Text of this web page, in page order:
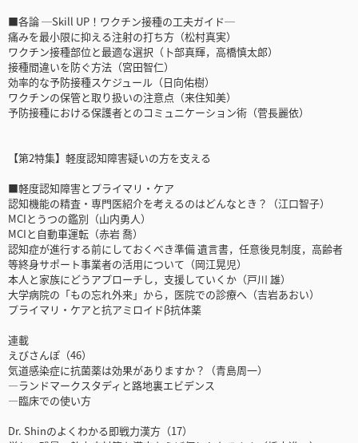
■各論 ─Skill UP！ワクチン接種の工夫ガイド─
痛みを最小限に抑える注射の打ち方（松村真実）
ワクチン接種部位と最適な選択（卜部真輝，高橋慎太郎）
接種間違いを防ぐ方法（宮田智仁）
効率的な予防接種スケジュール（日向佑樹）
ワクチンの保管と取り扱いの注意点（来住知美）
予防接種における保護者とのコミュニケーション術（菅長麗依）
【第2特集】軽度認知障害疑いの方を支える
■軽度認知障害とプライマリ・ケア
認知機能の精査・専門医紹介を考えるのはどんなとき？（江口智子）
MCIとうつの鑑別（山内勇人）
MCIと自動車運転（赤岩 喬）
認知症が進行する前にしておくべき準備 遺言書，任意後見制度，高齢者
等終身サポート事業者の活用について（岡江晃児）
本人と家族にどうアプローチし，支援していくか（戸川 雄）
大学病院の「もの忘れ外来」から，医院での診療へ（吉岩あおい）
プライマリ・ケアと抗アミロイドβ抗体薬
連載
えびさんぽ（46）
気道感染症に抗菌薬は効果がありますか？（青島周一）
―ランドマークスタディと路地裏エビデンス
―臨床での使い方
Dr. Shinのよくわかる即戦力漢方（17）